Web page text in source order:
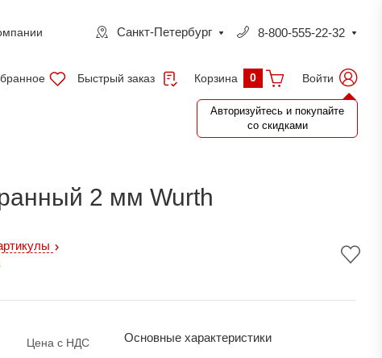
Санкт-Петербург 8-800-555-22-32
Быстрый заказ Корзина 0 Войти
Авторизуйтесь и покупайте
со скидками
2 мм Wurth
Цена с НДС Основные характеристики